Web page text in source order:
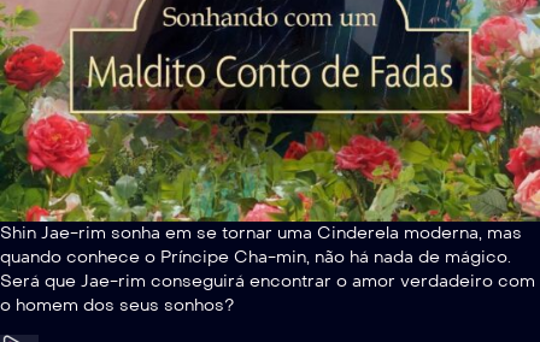
Shin Jae-rim sonha em se tornar uma Cinderela moderna, mas
quando conhece o Príncipe Cha-min, não há nada de mágico.
Será que Jae-rim conseguirá encontrar o amor verdadeiro com
o homem dos seus sonhos?